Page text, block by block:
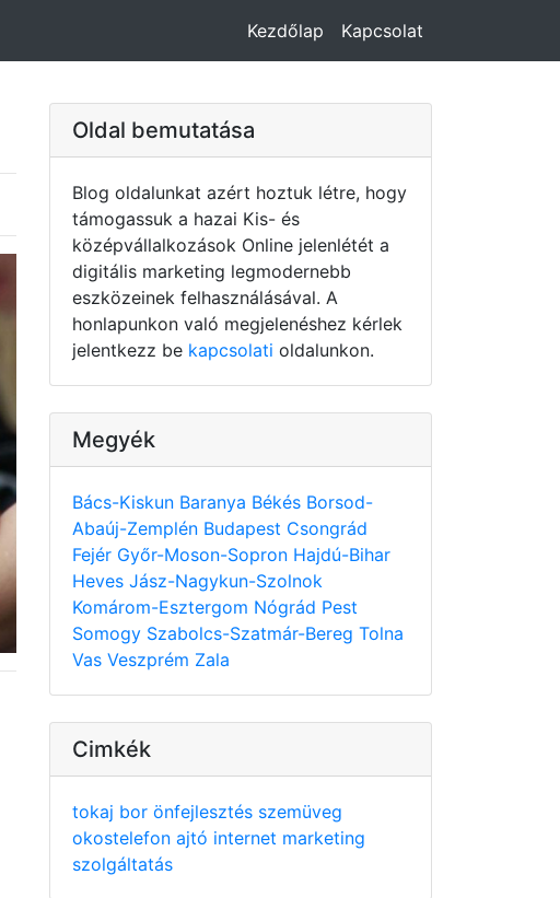
Kezdőlap Kapcsolat
Oldal bemutatása
Blog oldalunkat azért hoztuk létre, hogy
támogassuk a hazai Kis- és
középvállalkozások Online jelenlétét a
digitális marketing legmodernebb
eszközeinek felhasználásával. A
honlapunkon való megjelenéshez kérlek
jelentkezz be kapcsolati oldalunkon.
Megyék
Bács-Kiskun Baranya Békés Borsod-
Abaúj-Zemplén Budapest Csongrád
Fejér Győr-Moson-Sopron Hajdú-Bihar
Heves Jász-Nagykun-Szolnok
Komárom-Esztergom Nógrád Pest
Somogy Szabolcs-Szatmár-Bereg Tolna
Vas Veszprém Zala
Cimkék
tokaj bor önfejlesztés szemüveg
okostelefon ajtó internet marketing
szolgáltatás